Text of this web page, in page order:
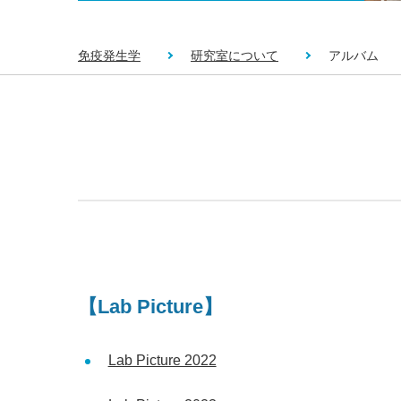
免疫発生学 研究室について アルバム
【Lab Picture】
Lab Picture 2022